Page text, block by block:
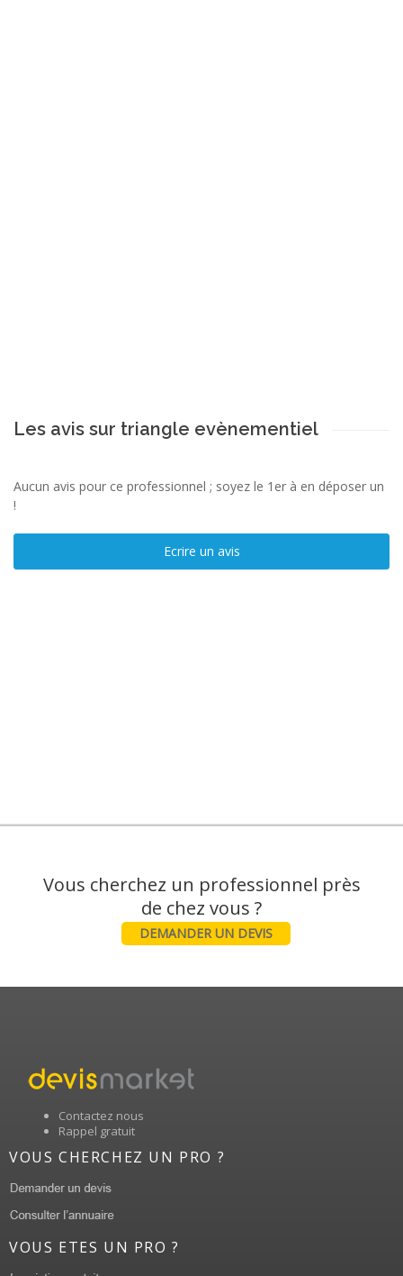
Les avis sur triangle evènementiel
Aucun avis pour ce professionnel ; soyez le 1er à en déposer un
!
Ecrire un avis
Vous cherchez un professionnel près
DEMANDER UN DEVIS
Contactez nous
Rappel gratuit
VOUS CHERCHEZ UN PRO ?
VOUS ETES UN PRO ?